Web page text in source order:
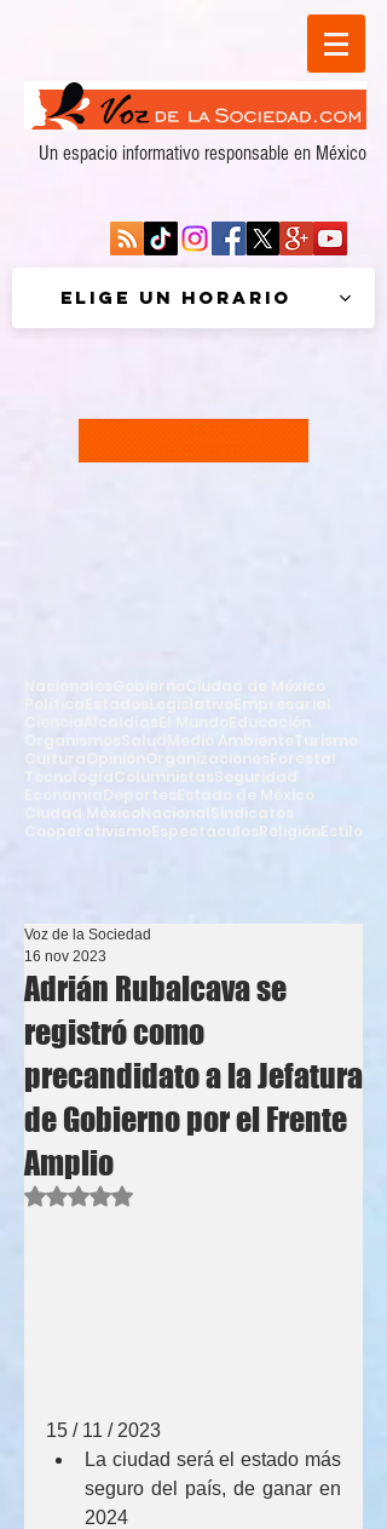
Un espacio informativo responsable en México
Elige un horario
Organismos
Estado de México
Sindicatos
Cooperativismo
Espectáculos ReligiónEstilo
Adrián Rubalcava se
registró como
precandidato a la Jefatura
de Gobierno por el Frente
Amplio
Voz de la Sociedad
16 nov 2023
Obtuvo NaN de 5 estrellas.
15 / 11 / 2023
La ciudad será el estado más
seguro del país, de ganar en
2024